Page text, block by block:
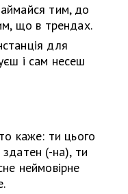
тим, до
що в трендах.
для
і сам несеш
каже: ти цього
(-на), ти
неймовірне